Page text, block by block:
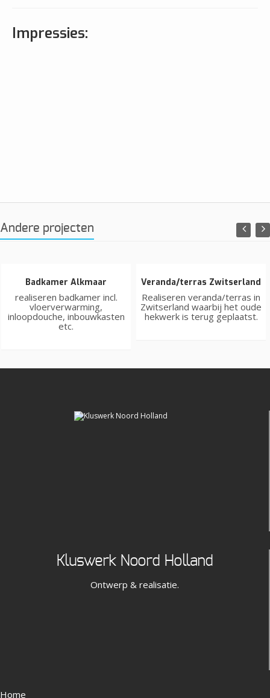
Impressies:
Andere projecten
Badkamer Alkmaar
realiseren badkamer incl.
vloerverwarming,
inloopdouche, inbouwkasten
etc.
Veranda/terras Zwitserland
Realiseren veranda/terras in
Zwitserland waarbij het oude
hekwerk is terug geplaatst.
Kluswerk Noord Holland
Ontwerp & realisatie.
Home